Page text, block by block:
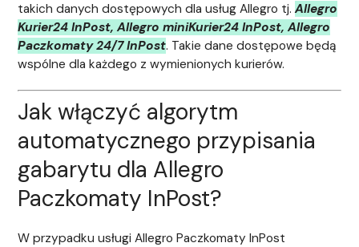
takich danych dostępowych dla usług Allegro tj.Allegro
Kurier24 InPost, Allegro miniKurier24 InPost, Allegro
Paczkomaty 24/7 InPost. Takie dane dostępowe będą
wspólne dla każdego z wymienionych kurierów.
Jak włączyć algorytm
automatycznego przypisania
gabarytu dla Allegro
Paczkomaty InPost?
W przypadku usługi Allegro Paczkomaty InPost